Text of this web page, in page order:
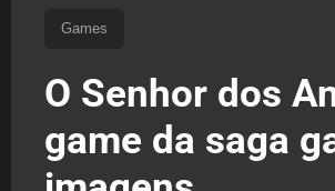
Games
O Senhor dos
game da saga